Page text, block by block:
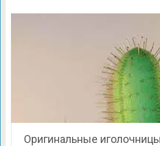
Оригинальные